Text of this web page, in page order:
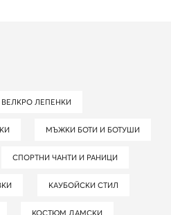
ВЕЛКРО ЛЕПЕНКИ
МЪЖКИ БОТИ И БОТУШИ
СПОРТНИ ЧАНТИ И РАНИЦИ
КАУБОЙСКИ СТИЛ
КОСТЮМ ДАМСКИ